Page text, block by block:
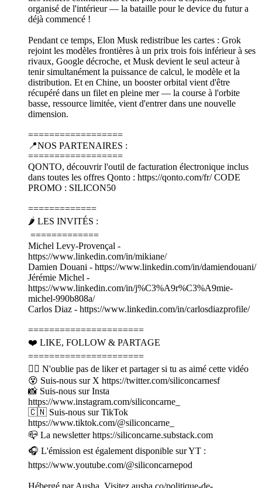
organisé de l'intérieur — la bataille pour le device du futur a
déjà commencé !
Pendant ce temps, Elon Musk redistribue les cartes : Grok
rejoint les modèles frontières à un prix trois fois inférieur à ses
rivaux, Google décroche, et Musk devient le seul acteur à
tenir simultanément la puissance de calcul, le modèle et la
distribution. Et en Chine, un booster orbital vient d'être
récupéré dans un filet en pleine mer — la course à l'orbite
basse, ressource limitée, vient d'entrer dans une nouvelle
dimension.
==================
📍NOS PARTENAIRES :
==================
QONTO, découvrir l'outil de facturation électronique inclus
dans toutes les offres Qonto : https://qonto.com/fr/ CODE
PROMO : SILICON50
=============
🌶️ LES INVITÉS :
=============
Michel Levy-Provençal -
https://www.linkedin.com/in/mikiane/
Damien Douani - https://www.linkedin.com/in/damiendouani/
Jérémie Michel -
https://www.linkedin.com/in/j%C3%A9r%C3%A9mie-
michel-990b808a/
Carlos Diaz - https://www.linkedin.com/in/carlosdiazprofile/
======================
❤️ LIKE, FOLLOW & PARTAGE
======================
👍🏽 N'oublie pas de liker et partager si tu as aimé cette vidéo
😵 Suis-nous sur X https://twitter.com/siliconcarnesf
📸 Suis-nous sur Insta
https://www.instagram.com/siliconcarne_
🇨🇳 Suis-nous sur TikTok
https://www.tiktok.com/@siliconcarne_
📪 La newsletter https://siliconcarne.substack.com
🎧 L'émission est également disponible sur YT :
https://www.youtube.com/@siliconcarnepod